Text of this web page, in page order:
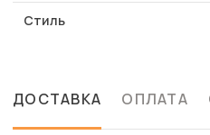
Стиль
ДОСТАВКА ОПЛАТА